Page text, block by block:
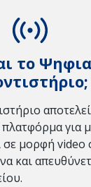
το
για
σε μορφή video
και